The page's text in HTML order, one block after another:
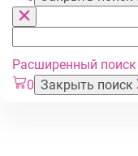
Расширенный поиск
0 Закрыть поиск